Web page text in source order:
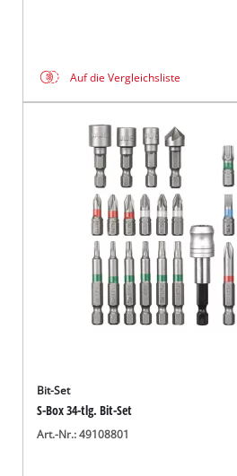
Auf die Vergleichsliste
Bit-Set
S-Box 34-tlg. Bit-Set
Art.-Nr.: 49108801